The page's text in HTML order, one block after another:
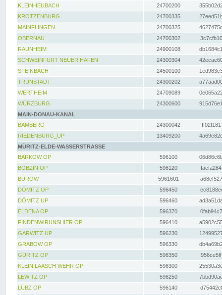
KLEINHEUBACH 24700200
KROTZENBURG
24700335
MAINFLINGEN
24700325
OBERNAU
24700302
RAUNHEIM
24900108
SCHWEINFURT NEUER HAFEN
24300304
STEINBACH
24500100
TRUNSTADT
24300202
WERTHEIM
24709089
WÜRZBURG
24300600
MAIN-DONAU-KANAL
BAMBERG
24300042
RIEDENBURG_UP
13409200
MÜRITZ-ELDE-WASSERSTRASSE
BARKOW OP
596100
BOBZIN OP
596120
BUROW
5961601
DÖMITZ OP
596450
DÖMITZ UP
596460
ELDENA OP
596370
FINDENWIRUNSHIER OP
596410
GARWITZ UP
596230
GRABOW OP
596330
GÜRITZ OP
596350
KLEIN LAASCH WEHR OP
596300
LEWITZ OP
596250
LÜBZ OP
596140